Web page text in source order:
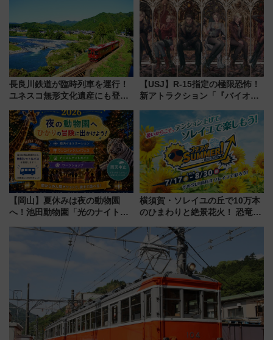
長良川鉄道が臨時列車を運行！
ユネスコ無形文化遺産にも登録
に 乗車には予約が必要
【USJ】R-15指定の極限恐怖！
新アトラクション「『バイオハ
ブ」今秋登場 ―予測不能の恐
怖に泣き叫べ―
【岡山】夏休みは夜の動物園
へ！池田動物園「光のナイトズ
横須賀・ソレイユの丘で10万本
のひまわりと絶景花火！ 恐竜や
帰りお出かけ最新情報（2026年
7月17日～開催）